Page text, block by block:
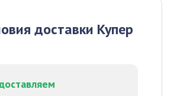
доставки Купер